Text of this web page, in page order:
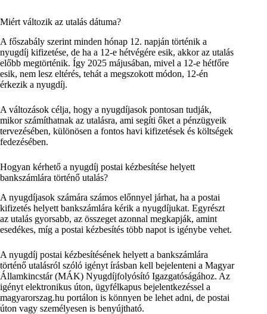
Miért változik az utalás dátuma?
A főszabály szerint minden hónap 12. napján történik a
nyugdíj kifizetése, de ha a 12-e hétvégére esik, akkor az utalás
előbb megtörténik. Így 2025 májusában, mivel a 12-e hétfőre
esik, nem lesz eltérés, tehát a megszokott módon, 12-én
érkezik a nyugdíj.
A változások célja, hogy a nyugdíjasok pontosan tudják,
mikor számíthatnak az utalásra, ami segíti őket a pénzügyeik
tervezésében, különösen a fontos havi kifizetések és költségek
fedezésében.
Hogyan kérhető a nyugdíj postai kézbesítése helyett
bankszámlára történő utalás?
A nyugdíjasok számára számos előnnyel járhat, ha a postai
kifizetés helyett bankszámlára kérik a nyugdíjukat. Egyrészt
az utalás gyorsabb, az összeget azonnal megkapják, amint
esedékes, míg a postai kézbesítés több napot is igénybe vehet.
A nyugdíj postai kézbesítésének helyett a bankszámlára
történő utalásról szóló igényt írásban kell bejelenteni a Magyar
Államkincstár (MÁK) Nyugdíjfolyósító Igazgatóságához. Az
igényt elektronikus úton, ügyfélkapus bejelentkezéssel a
magyarorszag.hu portálon is könnyen be lehet adni, de postai
úton vagy személyesen is benyújtható.